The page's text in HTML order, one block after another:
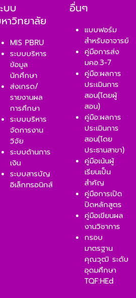
บบ
าวิทยาลัย
MIS PBRU
ระบบบริหาร
ข้อมูล
นักศึกษา
ส่งเกรด/
รายงานผล
การศึกษา
ระบบบริหาร
จัดการงาน
วิจัย
ระบบด้านการ
เงิน
ระบบสารบัญ
อิเล็กทรอนิกส์
อื่นๆ
แบบฟอร์ม
สำหรับอาจารย์
คู่มือการส่ง
มคอ.3-7
คู่มือ:ผลการ
ประเมินการ
สอน(โดยผู้
สอน)
คู่มือ:ผลการ
ประเมินการ
สอน(โดย
ประธานสาขา)
คู่มือเน้นผู้
เรียนเป็น
สำคัญ
คู่มือการเปิด
ปิดหลักสูตร
คู่มือเขียนผล
งานวิชาการ
กรอบ
มาตรฐาน
คุณวุฒิ ระดับ
อุดมศึกษา
TQF:HEd